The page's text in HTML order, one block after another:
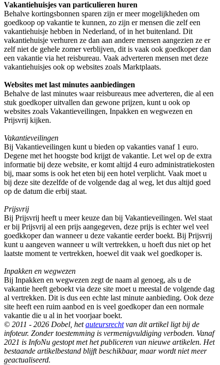
Vakantiehuisjes van particulieren huren
Behalve kortingsbonnen sparen zijn er meer mogelijkheden om
goedkoop op vakantie te kunnen, zo zijn er mensen die zelf een
vakantiehuisje hebben in Nederland, of in het buitenland. Dit
vakantiehuisje verhuren ze dan aan andere mensen aangezien ze er
zelf niet de gehele zomer verblijven, dit is vaak ook goedkoper dan
een vakantie via het reisbureau. Vaak adverteren mensen met deze
vakantiehuisjes ook op websites zoals Marktplaats.
Websites met last minutes aanbiedingen
Behalve de last minutes waar reisbureaus mee adverteren, die al een
stuk goedkoper uitvallen dan gewone prijzen, kunt u ook op
websites zoals Vakantieveilingen, Inpakken en wegwezen en
Prijsvrij kijken.
Vakantieveilingen
Bij Vakantieveilingen kunt u bieden op vakanties vanaf 1 euro.
Degene met het hoogste bod krijgt de vakantie. Let wel op de extra
informatie bij deze website, er komt altijd 4 euro administratiekosten
bij, maar soms is ook het eten bij een hotel verplicht. Vaak moet u
bij deze site dezelfde of de volgende dag al weg, let dus altijd goed
op de datum die erbij staat.
Prijsvrij
Bij Prijsvrij heeft u meer keuze dan bij Vakantieveilingen. Wel staat
er bij Prijsvrij al een prijs aangegeven, deze prijs is echter wel veel
goedkkoper dan wanneer u deze vakantie eerder boekt. Bij Prijsvrij
kunt u aangeven wanneer u wilt vertrekken, u hoeft dus niet op het
laatste moment te vertrekken, hoewel dit vaak wel goedkoper is.
Inpakken en wegwezen
Bij Inpakken en wegwezen zegt de naam al genoeg, als u de
vakantie heeft geboekt via deze site moet u meestal de volgende dag
al vertrekken. Dit is dus een echte last minute aanbieding. Ook deze
site heeft een ruim aanbod en is veel goedkoper dan een normale
vakantie die u al in het voorjaar boekt.
© 2011 - 2026 Dobel, hetauteursrechtvan dit artikel ligt bij de
infoteur. Zonder toestemming is vermenigvuldiging verboden. Vanaf
2021 is InfoNu gestopt met het publiceren van nieuwe artikelen. Het
bestaande artikelbestand blijft beschikbaar, maar wordt niet meer
geactualiseerd.